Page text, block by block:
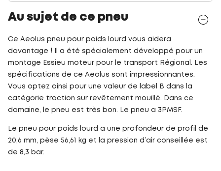
Au sujet de ce pneu
Ce Aeolus pneu pour poids lourd vous aidera
davantage ! Il a été spécialement développé pour un
montage Essieu moteur pour le transport Régional. Les
spécifications de ce Aeolus sont impressionnantes.
Vous optez ainsi pour une valeur de label B dans la
catégorie traction sur revêtement mouillé. Dans ce
domaine, le pneu est très bon. Le pneu a 3PMSF.
Le pneu pour poids lourd a une profondeur de profil de
20,6 mm, pèse 56,61 kg et la pression d’air conseillée est
de 8,3 bar.